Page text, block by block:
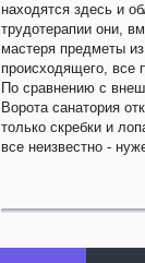
находятся здесь и
трудотерапии они,
мастеря предметы
происходящего, все
По сравнению с
Ворота санатория
только скребки и
все неизвестно -